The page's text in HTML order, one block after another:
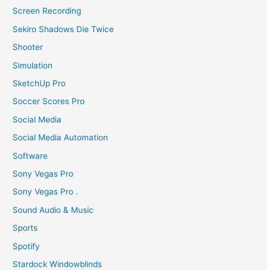
Screen Recording
Sekiro Shadows Die Twice
Shooter
Simulation
SketchUp Pro
Soccer Scores Pro
Social Media
Social Media Automation
Software
Sony Vegas Pro
Sony Vegas Pro .
Sound Audio & Music
Sports
Spotify
Stardock Windowblinds